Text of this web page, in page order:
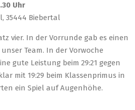
Uhr
35444 Biebertal
vier. In der Vorrunde gab es einen
Team. In der Vorwoche
gute Leistung beim 29:21 gegen
mit 19:29 beim Klassenprimus in
ein Spiel auf Augenhöhe.